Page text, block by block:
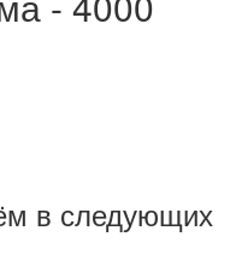
в следующих